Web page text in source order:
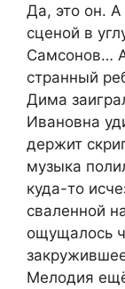
Да, это он.
сценой в
Самсонов…
странный
Дима
Ивановна
держит
музыка
куда-то
сваленной
ощущалось
Мелодия